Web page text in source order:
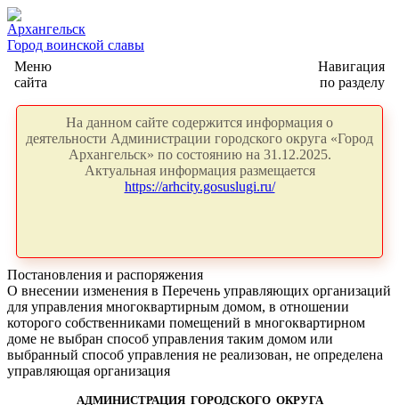
Архангельск
Город воинской славы
Меню
сайта
Навигация
по разделу
На данном сайте содержится информация о
деятельности Администрации городского округа «Город
Архангельск» по состоянию на 31.12.2025.
Актуальная информация размещается
https://arhcity.gosuslugi.ru/
Постановления и распоряжения
О внесении изменения в Перечень управляющих организаций
для управления многоквартирным домом, в отношении
которого собственниками помещений в многоквартирном
доме не выбран способ управления таким домом или
выбранный способ управления не реализован, не определена
управляющая организация
АДМИНИСТРАЦИЯ ГОРОДСКОГО ОКРУГА